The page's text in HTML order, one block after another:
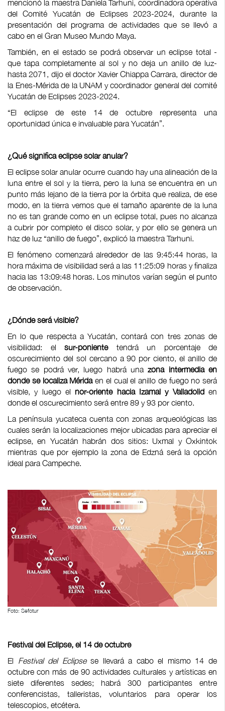
mencionó la maestra Daniela Tarhuni, coordinadora operativa
del Comité Yucatán de Eclipses 2023-2024, durante la
presentación del programa de actividades que se llevó a
cabo en el Gran Museo Mundo Maya.
También, en el estado se podrá observar un eclipse total -
que tapa completamente al sol y no deja un anillo de luz-
hasta 2071, dijo el doctor Xavier Chiappa Carrara, director de
la Enes-Mérida de la UNAM y coordinador general del comité
Yucatán de Eclipses 2023-2024.
“El eclipse de este 14 de octubre representa una
oportunidad única e invaluable para Yucatán”.
¿Qué significa eclipse solar anular?
El eclipse solar anular ocurre cuando hay una alineación de la
luna entre el sol y la tierra, pero la luna se encuentra en un
punto más lejano de la tierra por la órbita que realiza, de ese
modo, en la tierra vemos que el tamaño aparente de la luna
no es tan grande como en un eclipse total, pues no alcanza
a cubrir por completo el disco solar, y por ello se genera un
haz de luz “anillo de fuego”, explicó la maestra Tarhuni.
El fenómeno comenzará alrededor de las 9:45:44 horas, la
hora máxima de visibilidad será a las 11:25:09 horas y finaliza
hacia las 13:09:48 horas. Los minutos varían según el punto
de observación.
¿Dónde será visible?
En lo que respecta a Yucatán, contará con tres zonas de
visibilidad: el sur-ponientetendrá un porcentaje de
oscurecimiento del sol cercano a 90 por ciento, el anillo de
fuego se podrá ver, luego habrá unazona intermedia en
donde se localiza Méridaen el cual el anillo de fuego no será
visible, y luego el nor-oriente hacia Izamal y Valladoliden
donde el oscurecimiento será entre 89 y 93 por ciento.
La península yucateca cuenta con zonas arqueológicas las
cuales serán la localizaciones mejor ubicadas para apreciar el
eclipse, en Yucatán habrán dos sitios: Uxmal y Oxkintok
mientras que por ejemplo la zona de Edzná será la opción
ideal para Campeche.
Foto: Sefotur
Festival del Eclipse, el 14 de octubre
El Festival del Eclipsese llevará a cabo el mismo 14 de
octubre con más de 90 actividades culturales y artísticas en
siete diferentes sedes; habrá 300 participantes entre
conferencistas, talleristas, voluntarios para operar los
telescopios, etcétera.